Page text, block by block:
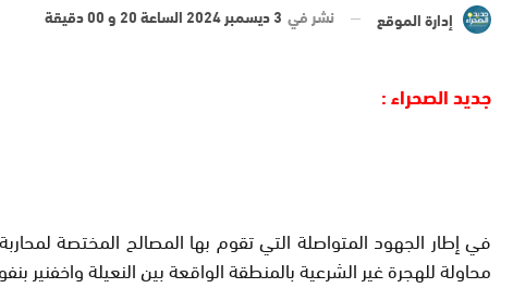
إدارة الموقع نشر في 3 ديسمبر 2024 الساعة 20 و 00 دقيقة
جديد الصحراء :
في إطار الجهود المتواصلة التي تقوم بها المصالح المختصة
محاولة للهجرة غير الشرعية بالمنطقة الواقعة بين النعيلة واخفنير